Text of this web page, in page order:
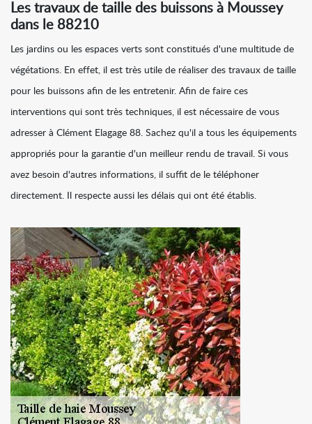
Les travaux de taille des buissons à Moussey
dans le 88210
Les jardins ou les espaces verts sont constitués d'une multitude de
végétations. En effet, il est très utile de réaliser des travaux de taille
pour les buissons afin de les entretenir. Afin de faire ces
interventions qui sont très techniques, il est nécessaire de vous
adresser à Clément Elagage 88. Sachez qu'il a tous les équipements
appropriés pour la garantie d'un meilleur rendu de travail. Si vous
avez besoin d'autres informations, il suffit de le téléphoner
directement. Il respecte aussi les délais qui ont été établis.